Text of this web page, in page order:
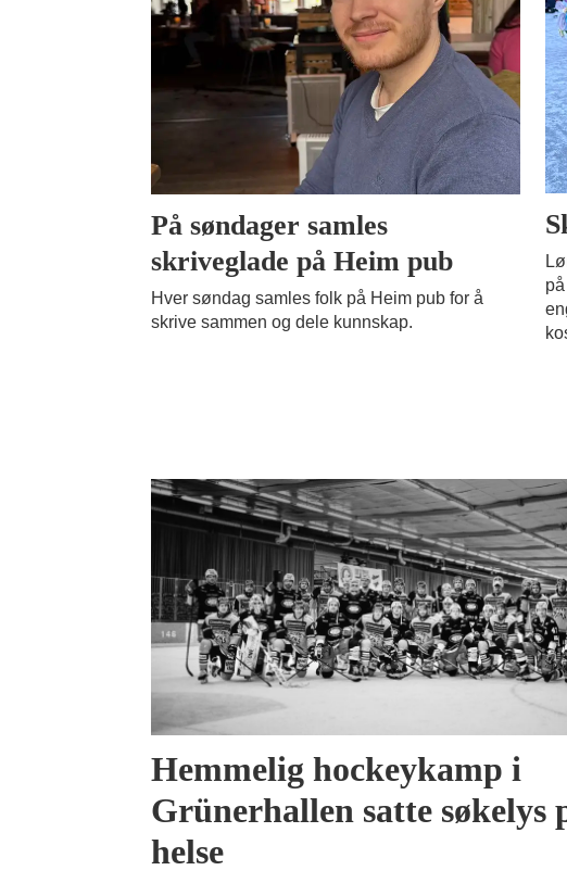
På søndager samles
skriveglade på Heim pub
Hver søndag samles folk på Heim pub for å
skrive sammen og dele kunnskap.
Hemmelig hockeykamp i
Grünerhallen satte søkelys
helse